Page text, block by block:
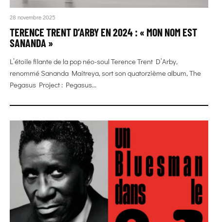
28 novembre 2025
TERENCE TRENT D’ARBY EN 2024 : « MON NOM EST
SANANDA »
L’étoile filante de la pop néo-soul Terence Trent D’Arby,
renommé Sananda Maitreya, sort son quatorzième album, The
Pegasus Project : Pegasus...